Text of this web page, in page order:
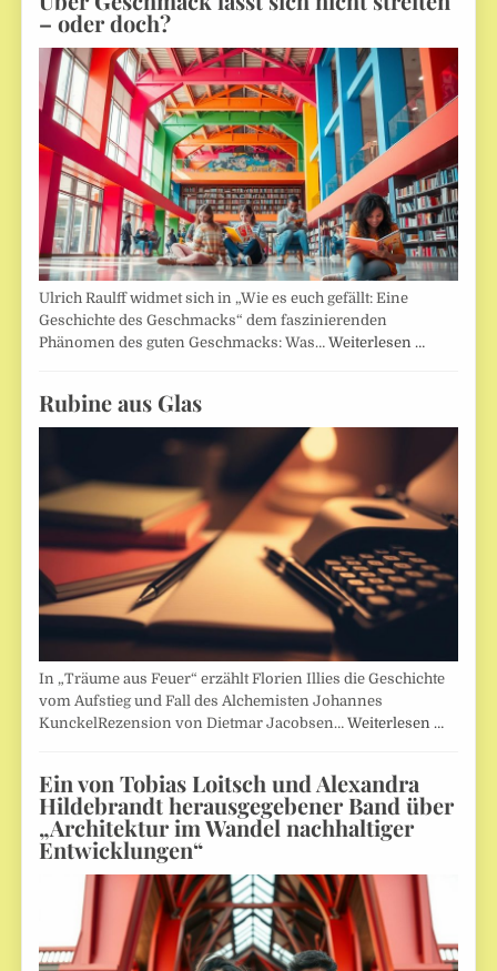
– oder doch?
Ulrich Raulff widmet sich in „Wie es euch gefällt: Eine
Geschichte des Geschmacks“ dem faszinierenden
Phänomen des guten Geschmacks: Was…Weiterlesen …
Rubine aus Glas
In „Träume aus Feuer“ erzählt Florien Illies die Geschichte
vom Aufstieg und Fall des Alchemisten Johannes
KunckelRezension von Dietmar Jacobsen…Weiterlesen …
Ein von Tobias Loitsch und Alexandra
Hildebrandt herausgegebener Band über
„Architektur im Wandel nachhaltiger
Entwicklungen“